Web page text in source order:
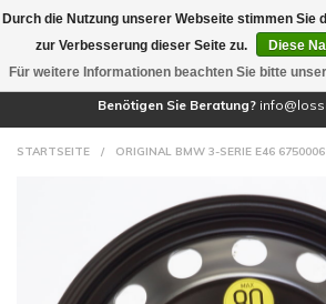
Benötigen Sie Beratung?
STARTSEITE / ORIGINAL BMW 3-SERIE E46
Durch die Nutzung unserer Webseite stimmen Sie
zur Verbesserung dieser Seite zu.
Diese
Für weitere Informationen beachten Sie bitte